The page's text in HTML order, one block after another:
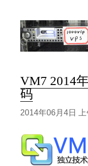
VM7 2014
码
2014年06月4日